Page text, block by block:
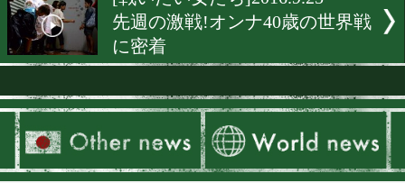
京都発!ダイヤモンドの原
待
[前日計量]2016.9.30
辰吉寿以輝が後楽園ホール
戦